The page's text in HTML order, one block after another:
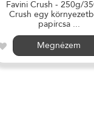
Favini Crush - 250g/
Crush egy
papírcsa ...
Megnézem